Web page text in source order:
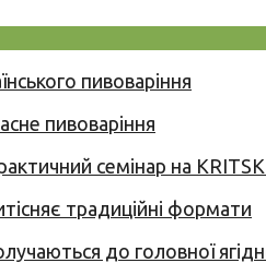
пивоваріння
пивоваріння
семінар на
традиційні формати
до головної